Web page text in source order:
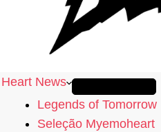
News
Legends of Tomorrow
Seleção Myemoheart